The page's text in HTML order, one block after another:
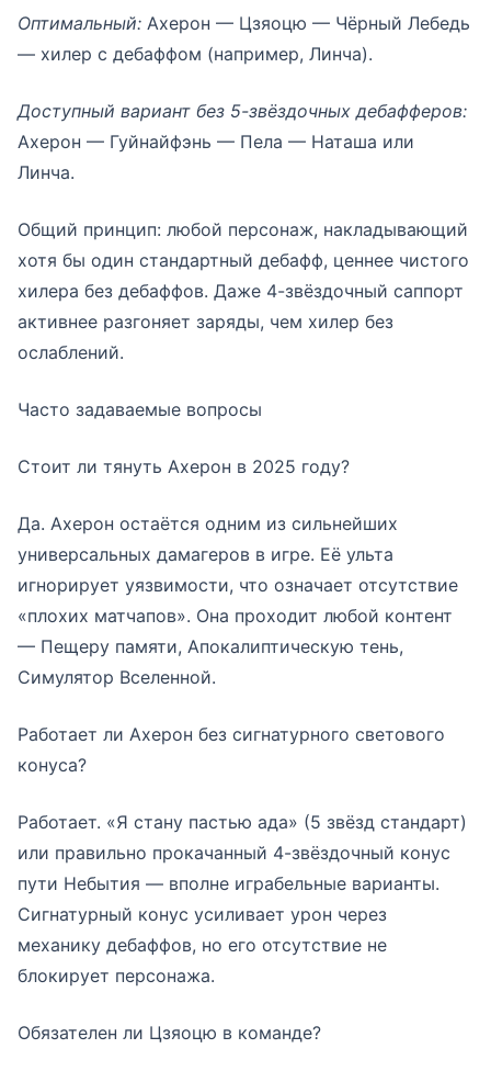
Оптимальный: Ахерон — Цзяоцю — Чёрный Лебедь
— хилер с дебаффом (например, Линча).
Доступный вариант без 5-звёздочных дебафферов:
Ахерон — Гуйнайфэнь — Пела — Наташа или
Линча.
Общий принцип: любой персонаж, накладывающий
хотя бы один стандартный дебафф, ценнее чистого
хилера без дебаффов. Даже 4-звёздочный саппорт
активнее разгоняет заряды, чем хилер без
ослаблений.
Часто задаваемые вопросы
Стоит ли тянуть Ахерон в 2025 году?
Да. Ахерон остаётся одним из сильнейших
универсальных дамагеров в игре. Её ульта
игнорирует уязвимости, что означает отсутствие
«плохих матчапов». Она проходит любой контент
— Пещеру памяти, Апокалиптическую тень,
Симулятор Вселенной.
Работает ли Ахерон без сигнатурного световогo
конуса?
Работает. «Я стану пастью ада» (5 звёзд стандарт)
или правильно прокачанный 4-звёздочный конус
пути Небытия — вполне играбельные варианты.
Сигнатурный конус усиливает урон через
механику дебаффов, но его отсутствие не
блокирует персонажа.
Обязателен ли Цзяоцю в команде?